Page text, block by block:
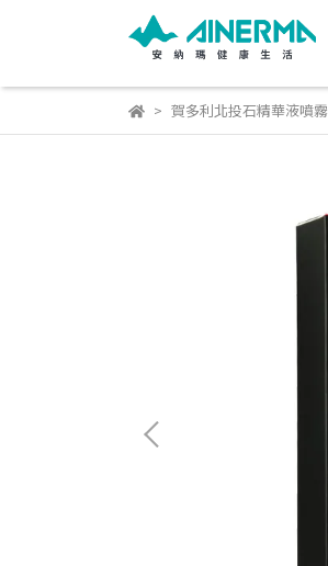
賀多利北投石精華液噴霧